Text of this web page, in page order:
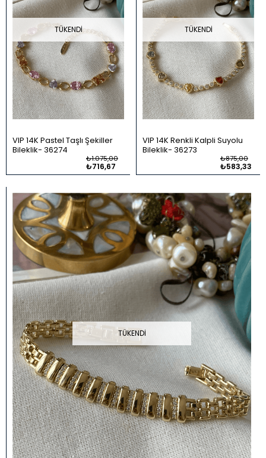
TÜKENDI
VIP 14K Pastel Taşlı Şekiller
Bileklik 36274
₺716,67
₺1.075,00
TÜKENDI
VIP 14K Renkli Kalpli Suyolu
Bileklik 36273
₺583,33
₺875,00
TÜKENDI